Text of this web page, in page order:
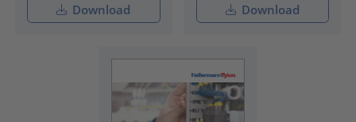
Download Download